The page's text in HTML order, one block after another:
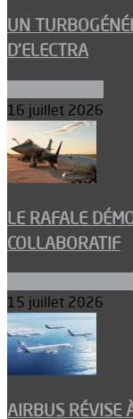
UN
D’ELECTRA
16 juillet 2026
LE RAFALE
COLLABORATIF
15 juillet 2026
AIRBUS RÉVISE